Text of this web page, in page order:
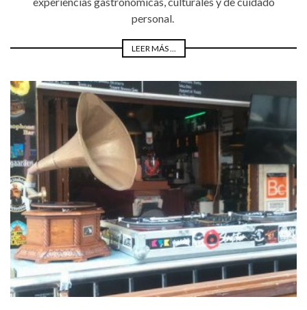
personal.
LEER MÁS ...